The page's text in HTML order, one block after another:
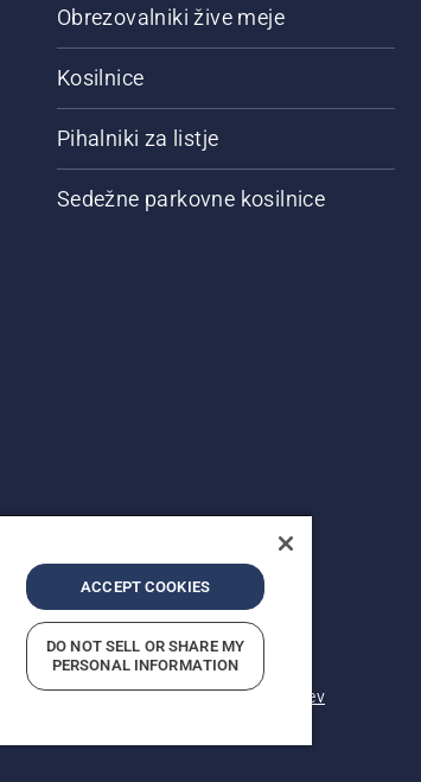
Obrezovalniki žive meje
Kosilnice
Pihalniki za listje
Sedežne parkovne kosilnice
maloprodajne cene.
Vizitka podjetja Prijavite sume kršitev
ACCEPT COOKIES
DO NOT SELL OR SHARE MY
PERSONAL INFORMATION